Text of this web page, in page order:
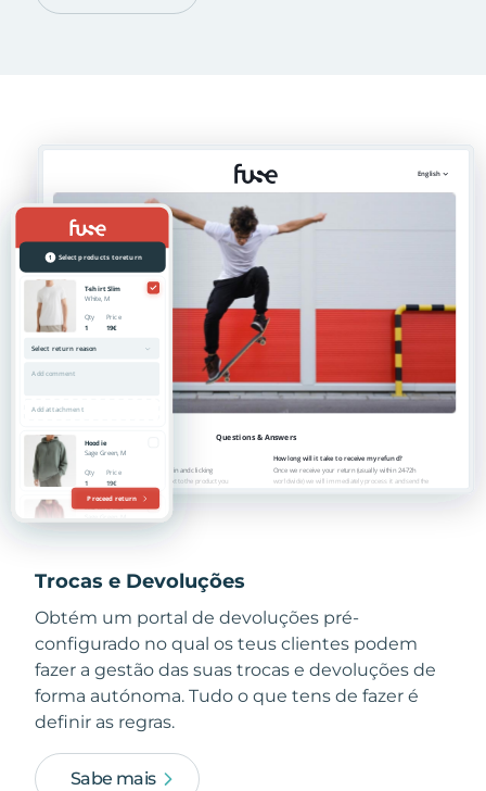
Trocas e Devoluções
Obtém um portal de devoluções pré-
configurado no qual os teus clientes podem
fazer a gestão das suas trocas e devoluções de
forma autónoma. Tudo o que tens de fazer é
definir as regras.
Sabe mais